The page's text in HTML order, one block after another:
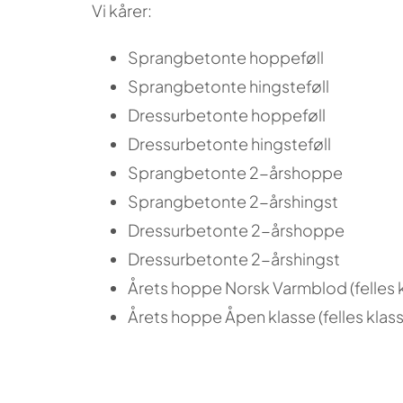
Vi kårer:
Sprangbetonte hoppeføll
Sprangbetonte hingsteføll
Dressurbetonte hoppeføll
Dressurbetonte hingsteføll
Sprangbetonte 2-årshoppe
Sprangbetonte 2-årshingst
Dressurbetonte 2-årshoppe
Dressurbetonte 2-årshingst
Årets hoppe Norsk Varmblod
Årets hoppe Åpen klasse (felles